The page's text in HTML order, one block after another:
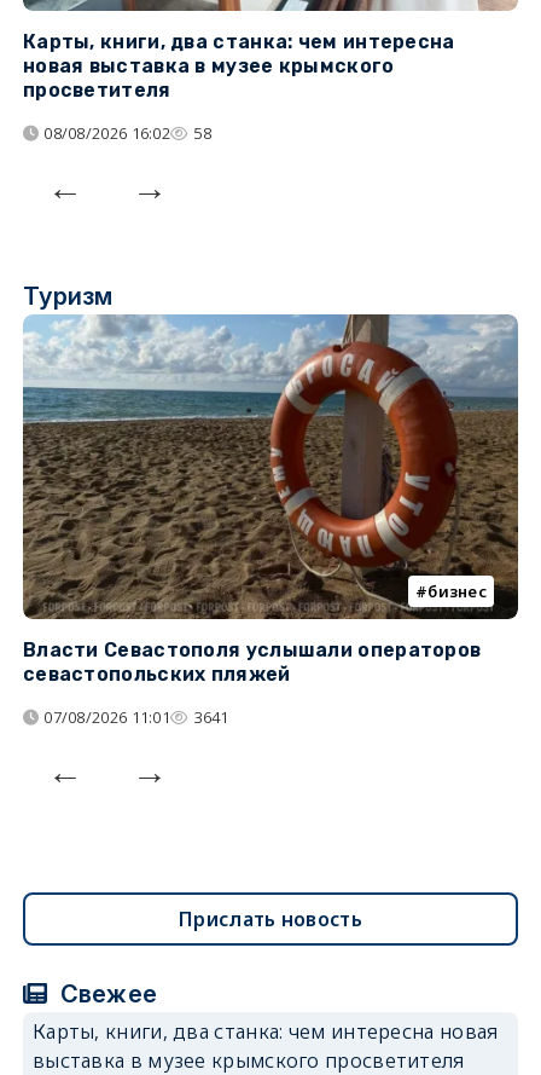
Карты, книги, два станка: чем интересна
новая выставка в музее крымского
просветителя
08/08/2026 16:02 58
Туризм
бизнес
Власти Севастополя услышали операторов
севастопольских пляжей
07/08/2026 11:01 3641
Прислать новость
Свежее
Карты, книги, два станка: чем интересна новая
выставка в музее крымского просветителя